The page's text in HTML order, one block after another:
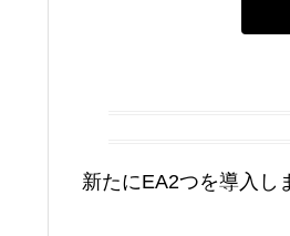
新たにEA2つを導入し